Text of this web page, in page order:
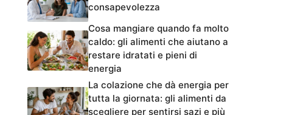
consapevolezza
Cosa mangiare quando fa molto
caldo: gli alimenti che aiutano a
restare idratati e pieni di
energia
La colazione che dà energia per
tutta la giornata: gli alimenti da
scegliere per sentirsi sazi e più